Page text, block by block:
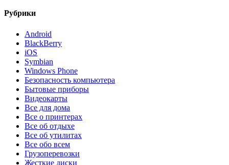
Рубрики
Android
BlackBerry
iOS
Symbian
Windows Phone
Безопасность компьютера
Бытовые приборы
Видеокарты
Все для дома
Все о принтерах
Все об отдыхе
Все об утилитах
Все обо всем
Грузоперевозки
Жесткие диски